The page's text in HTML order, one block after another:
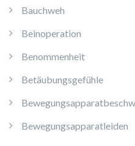
Bauchweh
Beinoperation
Benommenheit
Betäubungsgefühle
Bewegungsapparatleiden